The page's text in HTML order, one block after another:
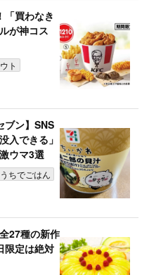
「買わなき
が神コス
ト
ブン】SNS
入できる」
ウマ3選
ちでごはん
27種の新作
限定は絶対